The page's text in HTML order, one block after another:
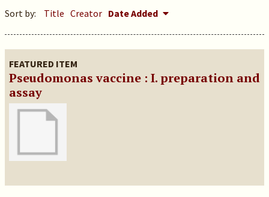
Sort by: Title Creator Date Added
FEATURED ITEM
Pseudomonas vaccine : I. preparation and
assay